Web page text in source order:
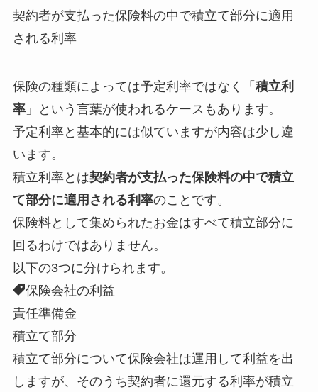
契約者が支払った保険料の中で積立て部分に適用
される利率
保険の種類によっては予定利率ではなく「 積立利
率」という言葉が使われるケースもあります。
予定利率と基本的には似ていますが内容は少し違
います。
積立利率とは契約者が支払った保険料の中で積立
て部分に適用される利率のことです。
保険料として集められたお金はすべて積立部分に
回るわけではありません。
以下の3つに分けられます。
保険会社の利益
責任準備金
積立て部分
積立て部分について保険会社は運用して利益を出
しますが、そのうち契約者に還元する利率が積立